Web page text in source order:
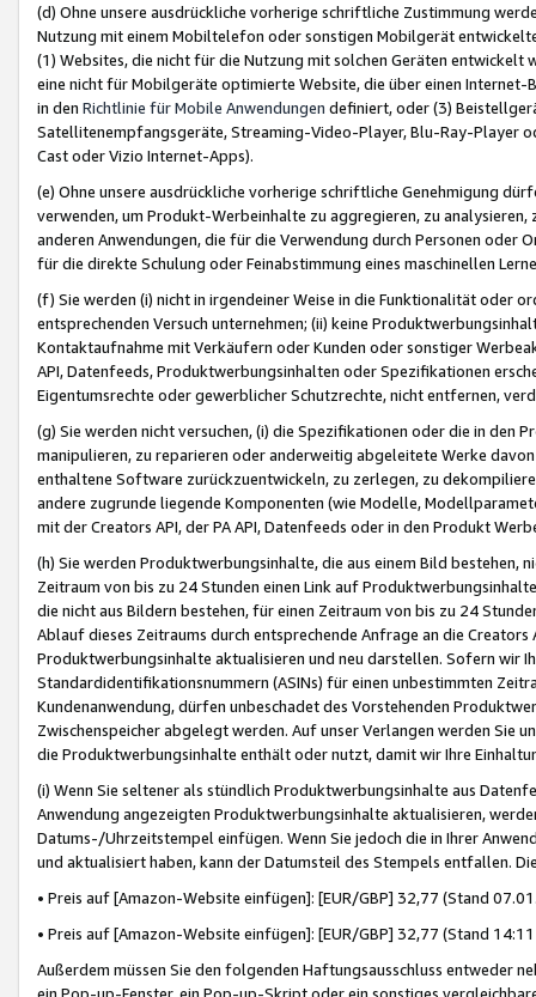
(d) Ohne unsere ausdrückliche vorherige schriftliche Zustimmung
Nutzung mit einem Mobiltelefon oder sonstigen Mobilgerät
(1) Websites, die nicht für die Nutzung mit solchen Geräten
eine nicht für Mobilgeräte optimierte Website, die über einen
in den Richtlinie für Mobile Anwendungen definiert, oder (3)
Satellitenempfangsgeräte, Streaming-Video-Player, Blu-Ray-Player
Cast oder Vizio Internet-Apps).
(e) Ohne unsere ausdrückliche vorherige schriftliche Genehmigung
verwenden, um Produkt-Werbeinhalte zu aggregieren, zu
anderen Anwendungen, die für die Verwendung durch Personen
für die direkte Schulung oder Feinabstimmung eines maschinellen
(f) Sie werden (i) nicht in irgendeiner Weise in die Funktionalität oder
entsprechenden Versuch unternehmen; (ii) keine
Kontaktaufnahme mit Verkäufern oder Kunden oder sonstiger
API, Datenfeeds, Produktwerbungsinhalten oder Spezifikationen
Eigentumsrechte oder gewerblicher Schutzrechte, nicht entfernen,
(g) Sie werden nicht versuchen, (i) die Spezifikationen oder die in
manipulieren, zu reparieren oder anderweitig abgeleitete Werke
enthaltene Software zurückzuentwickeln, zu zerlegen, zu
andere zugrunde liegende Komponenten (wie Modelle,
mit der Creators API, der PA API, Datenfeeds oder in den Produkt
(h) Sie werden Produktwerbungsinhalte, die aus einem Bild bestehen,
Zeitraum von bis zu 24 Stunden einen Link auf
die nicht aus Bildern bestehen, für einen Zeitraum von bis zu 24
Ablauf dieses Zeitraums durch entsprechende Anfrage an die
Produktwerbungsinhalte aktualisieren und neu darstellen. Sofern wir
Standardidentifikationsnummern (ASINs) für einen unbestimmten
Kundenanwendung, dürfen unbeschadet des Vorstehenden
Zwischenspeicher abgelegt werden. Auf unser Verlangen werden Sie
die Produktwerbungsinhalte enthält oder nutzt, damit wir Ihre
(i) Wenn Sie seltener als stündlich Produktwerbungsinhalte aus
Anwendung angezeigten Produktwerbungsinhalte aktualisieren,
Datums-/Uhrzeitstempel einfügen. Wenn Sie jedoch die in Ihrer
und aktualisiert haben, kann der Datumsteil des Stempels entfallen.
• Preis auf [Amazon-Website einfügen]: [EUR/GBP] 32,77 (Stand
• Preis auf [Amazon-Website einfügen]: [EUR/GBP] 32,77 (Stand
Außerdem müssen Sie den folgenden Haftungsausschluss entweder
ein Pop-up-Fenster, ein Pop-up-Skript oder ein sonstiges